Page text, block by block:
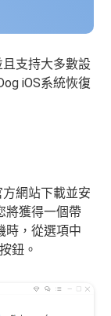
支持大多數設
iOS系統恢復
網站下載並安
將獲得一個帶
時，從選項中
鈕。